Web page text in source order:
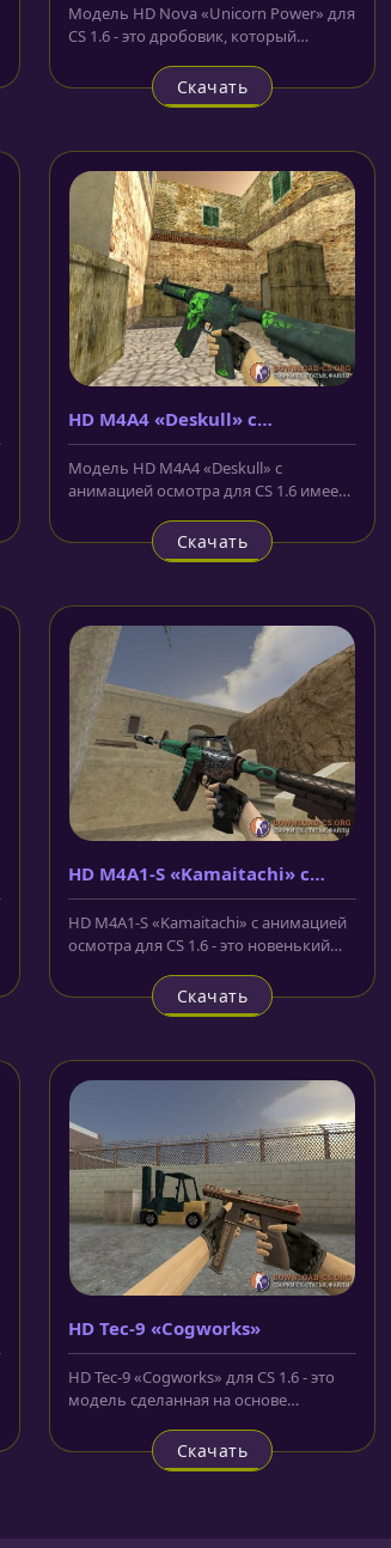
Модель HD Nova «Unicorn Power» для
CS 1.6 - это дробовик, который
Скачать
HD M4A4 «Deskull» с
анимацией осмотра
Модель HD M4A4 «Deskull» с
анимацией осмотра для CS 1.6 имеет
Скачать
HD M4A1-S «Kamaitachi» с
анимацией осмотра
HD M4A1-S «Kamaitachi» с анимацией
осмотра для CS 1.6 - это новенький
Скачать
HD Tec-9 «Cogworks»
HD Tec-9 «Cogworks» для CS 1.6 - это
модель сделанная на основе
Скачать